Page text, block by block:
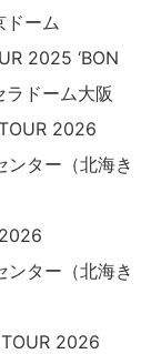
ドーム
2025 ‘BON
ラドーム大阪
2026
ンター（北海き
ンター（北海き
2026